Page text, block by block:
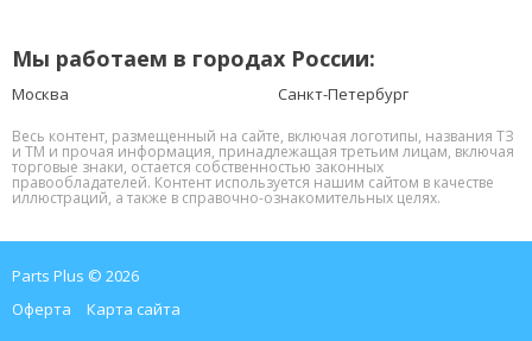
Мы работаем в городах России:
Москва Санкт-Петербург
Весь контент, размещенный на сайте, включая логотипы, названия ТЗ
и ТМ и прочая информация, принадлежащая третьим лицам, включая
торговые знаки, остается собственностью законных
правообладателей. Контент используется нашим сайтом в качестве
иллюстраций, а также в справочно-ознакомительных целях.
Parts Plus © 2026
Оферта
Карта сайта